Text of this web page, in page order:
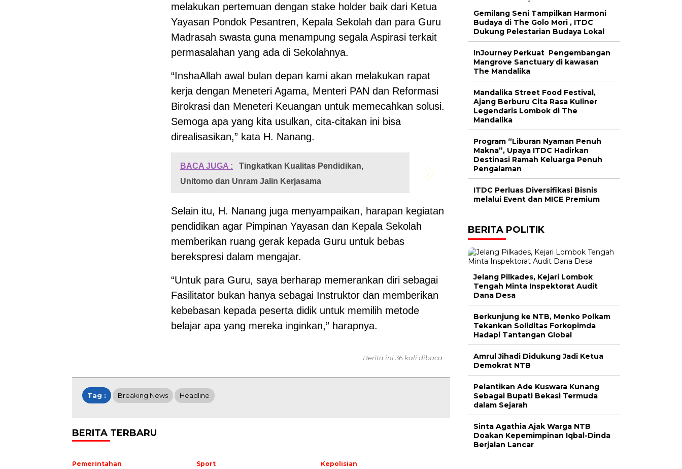
melakukan pertemuan dengan stake holder baik dari Ketua
Yayasan Pondok Pesantren, Kepala Sekolah dan para Guru
Madrasah swasta guna menampung segala Aspirasi terkait
permasalahan yang ada di Sekolahnya.
“InshaAllah awal bulan depan kami akan melakukan rapat
kerja dengan Meneteri Agama, Menteri PAN dan Reformasi
Birokrasi dan Meneteri Keuangan untuk memecahkan solusi.
Semoga apa yang kita usulkan, cita-citakan ini bisa
direalisasikan,” kata H. Nanang.
BACA JUGA :
Tingkatkan Kualitas Pendidikan,
Unitomo dan Unram Jalin Kerjasama
Selain itu, H. Nanang juga menyampaikan, harapan kegiatan
pendidikan agar Pimpinan Yayasan dan Kepala Sekolah
memberikan ruang gerak kepada Guru untuk bebas
berekspresi dalam mengajar.
“Untuk para Guru, saya berharap memerankan diri sebagai
Fasilitator bukan hanya sebagai Instruktor dan memberikan
kebebasan kepada peserta didik untuk memilih metode
belajar apa yang mereka inginkan,” harapnya.
Berita ini 36 kali dibaca
Tag : Breaking News Headline
BERITA TERBARU
Pemerintahan Sport Kepolisian
Gemilang Seni Tampilkan Harmoni
Budaya di The Golo Mori , ITDC
Dukung Pelestarian Budaya Lokal
InJourney Perkuat Pengembangan
Mangrove Sanctuary di kawasan
The Mandalika
Mandalika Street Food Festival,
Ajang Berburu Cita Rasa Kuliner
Legendaris Lombok di The
Mandalika
Program “Liburan Nyaman Penuh
Makna”, Upaya ITDC Hadirkan
Destinasi Ramah Keluarga Penuh
Pengalaman
ITDC Perluas Diversifikasi Bisnis
melalui Event dan MICE Premium
BERITA POLITIK
Jelang Pilkades, Kejari Lombok
Tengah Minta Inspektorat Audit
Dana Desa
Berkunjung ke NTB, Menko Polkam
Tekankan Soliditas Forkopimda
Hadapi Tantangan Global
Amrul Jihadi Didukung Jadi Ketua
Demokrat NTB
Pelantikan Ade Kuswara Kunang
Sebagai Bupati Bekasi Termuda
dalam Sejarah
Sinta Agathia Ajak Warga NTB
Doakan Kepemimpinan Iqbal-Dinda
Berjalan Lancar